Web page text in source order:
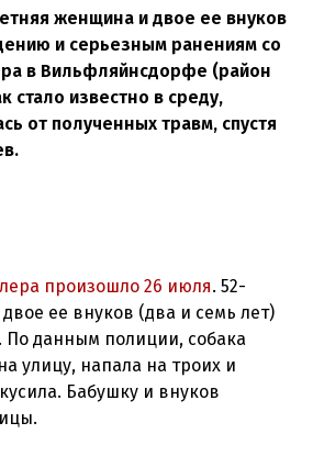
женщина и двое ее внуков
и серьезным ранениям со
в Вильфляйнсдорфе (район
стало известно в среду,
от полученных травм, спустя
произошло 26 июля. 52-
ее внуков (два и семь лет)
По данным полиции, собака
улицу, напала на троих и
Бабушку и внуков